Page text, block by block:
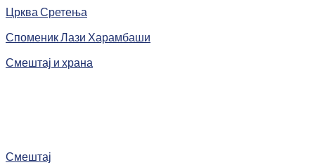
Црква Сретења
Споменик Лази Харамбаши
Смештај и храна
Смештај